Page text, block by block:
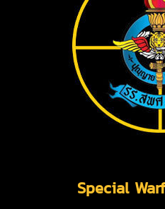
Special